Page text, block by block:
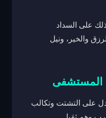
على السداد
والخير، ونيل
المستشفى
على التشتت وتكالب